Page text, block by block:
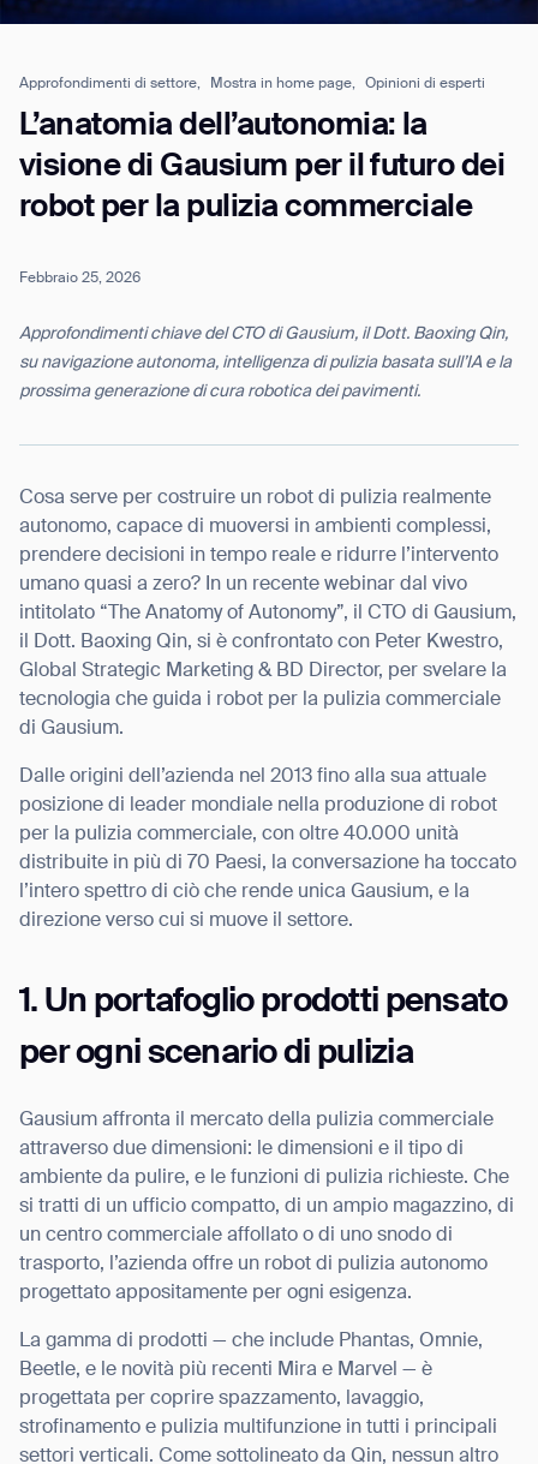
Approfondimenti di settore, Mostra in home page, Opinioni di esperti
L’anatomia dell’autonomia: la
visione di Gausium per il futuro dei
robot per la pulizia commerciale
Febbraio 25, 2026
Approfondimenti chiave del CTO di Gausium, il Dott. Baoxing Qin,
su navigazione autonoma, intelligenza di pulizia basata sull’IA e la
prossima generazione di cura robotica dei pavimenti.
Cosa serve per costruire un robot di pulizia realmente
autonomo, capace di muoversi in ambienti complessi,
prendere decisioni in tempo reale e ridurre l’intervento
umano quasi a zero? In un recente webinar dal vivo
intitolato “The Anatomy of Autonomy”, il CTO di Gausium,
il Dott. Baoxing Qin, si è confrontato con Peter Kwestro,
Global Strategic Marketing & BD Director, per svelare la
tecnologia che guida i robot per la pulizia commerciale
di Gausium.
Dalle origini dell’azienda nel 2013 fino alla sua attuale
posizione di leader mondiale nella produzione di robot
per la pulizia commerciale, con oltre 40.000 unità
distribuite in più di 70 Paesi, la conversazione ha toccato
l’intero spettro di ciò che rende unica Gausium, e la
direzione verso cui si muove il settore.
1. Un portafoglio prodotti pensato
per ogni scenario di pulizia
Gausium affronta il mercato della pulizia commerciale
attraverso due dimensioni: le dimensioni e il tipo di
ambiente da pulire, e le funzioni di pulizia richieste. Che
si tratti di un ufficio compatto, di un ampio magazzino, di
un centro commerciale affollato o di uno snodo di
trasporto, l’azienda offre un robot di pulizia autonomo
progettato appositamente per ogni esigenza.
La gamma di prodotti — che include Phantas, Omnie,
Beetle, e le novità più recenti Mira e Marvel — è
progettata per coprire spazzamento, lavaggio,
strofinamento e pulizia multifunzione in tutti i principali
settori verticali. Come sottolineato da Qin, nessun altro
Job title*
Phone Number*
How did you hear about us?*
Country/Region*
Province/State*
Inquiry Type*
I agree to receive the latest news from Gausium. I am aware that I
can unsubscribe at any time.
SUBMIT
By clicking “Submit”, I authorize Gausium to contact me. Privacy Policy.